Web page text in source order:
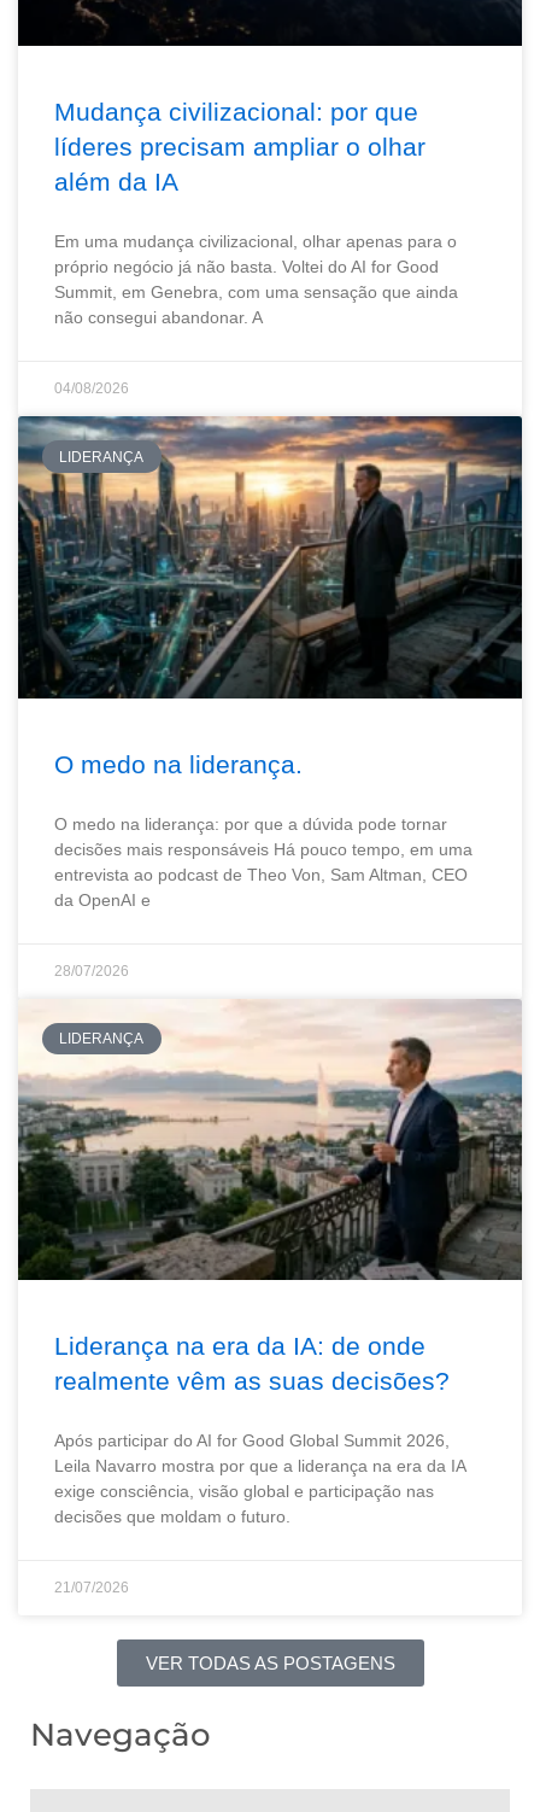
Mudança civilizacional: por que
líderes precisam ampliar o olhar
além da IA
Em uma mudança civilizacional, olhar apenas para o
próprio negócio já não basta. Voltei do AI for Good
Summit, em Genebra, com uma sensação que ainda
não consegui abandonar. A
04/08/2026
LIDERANÇA
O medo na liderança.
O medo na liderança: por que a dúvida pode tornar
decisões mais responsáveis Há pouco tempo, em uma
entrevista ao podcast de Theo Von, Sam Altman, CEO
da OpenAI e
28/07/2026
LIDERANÇA
Liderança na era da IA: de onde
realmente vêm as suas decisões?
Após participar do AI for Good Global Summit 2026,
Leila Navarro mostra por que a liderança na era da IA
exige consciência, visão global e participação nas
decisões que moldam o futuro.
21/07/2026
VER TODAS AS POSTAGENS
Navegação